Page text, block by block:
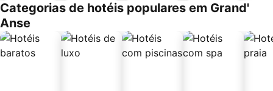
Categorias de hotéis populares em Grand'
Anse